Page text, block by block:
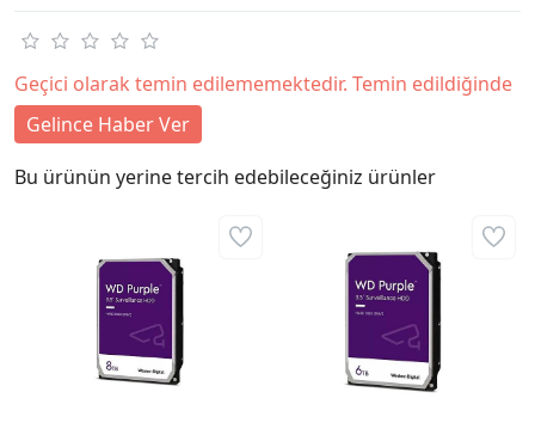
Geçici olarak temin edilememektedir. Temin edildiğinde
Gelince Haber Ver
Bu ürünün yerine tercih edebileceğiniz ürünler